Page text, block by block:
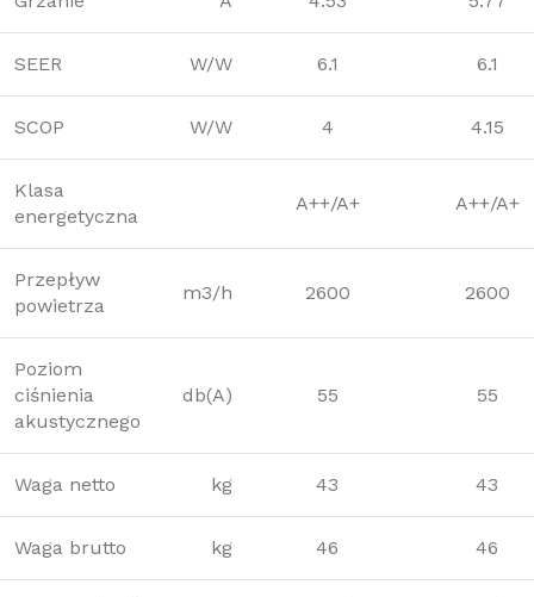
SEER W/W 6.1 6.1
SCOP W/W 4 4.15
Klasa
energetyczna
A++/A+ A++/A+
Przepływ
powietrza
m3/h 2600 2600
Poziom
ciśnienia
akustycznego
db(A) 55 55
Waga netto kg 43 43
Waga brutto kg 46 46